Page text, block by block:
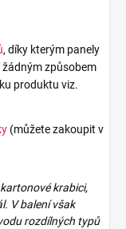
, díky kterým panely
způsobem
produktu viz.
(můžete zakoupit v
krabici,
V balení však
rozdílných typů